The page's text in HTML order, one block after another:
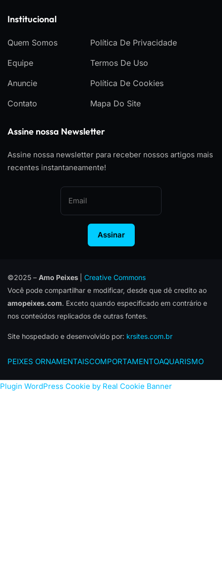
Institucional
Quem Somos
Equipe
Anuncie
Contato
Política De Privacidade
Termos De Uso
Política De Cookies
Mapa Do Site
Assine nossa Newsletter
Assine nossa newsletter para receber nossos artigos mais
recentes instantaneamente!
Assinar
©2025 – Amo Peixes
Creative Commons
Você pode compartilhar e modificar, desde que dê credito ao
amopeixes.com. Exceto quando especificado em contrário e
nos conteúdos replicados de outras fontes.
Site hospedado e desenvolvido por: krsites.com.br
PEIXES ORNAMENTAISCOMPORTAMENTOAQUARISMO
Plugin WordPress Cookie by Real Cookie Banner